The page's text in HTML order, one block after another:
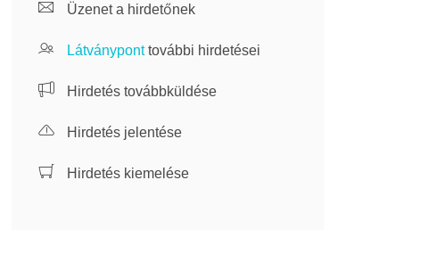
Üzenet a hirdetőnek
Látványponttovábbi hirdetései
Hirdetés továbbküldése
Hirdetés jelentése
Hirdetés kiemelése